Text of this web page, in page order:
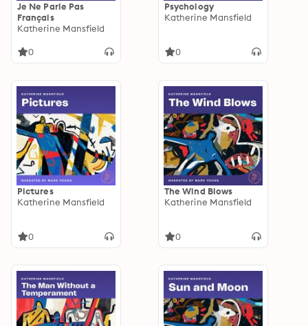
Je Ne Parle Pas
Français
Katherine Mansfield
0
Psychology
Katherine Mansfield
0
Pictures
Katherine Mansfield
0
The Wind Blows
Katherine Mansfield
0